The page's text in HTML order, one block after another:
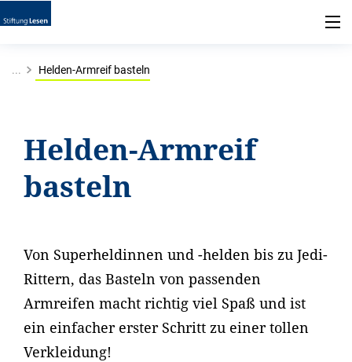
... Helden-Armreif basteln
Helden-Armreif
basteln
Von Superheldinnen und -helden bis zu Jedi-
Rittern, das Basteln von passenden
Armreifen macht richtig viel Spaß und ist
ein einfacher erster Schritt zu einer tollen
Verkleidung!